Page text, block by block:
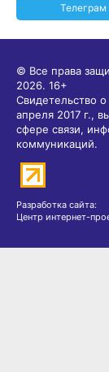
Телеграм
© Все права
2026. 16+
Свидетельство
апреля 2017 г.,
сфере связи,
коммуникаций.
Разработка сайта:
Центр интернет-